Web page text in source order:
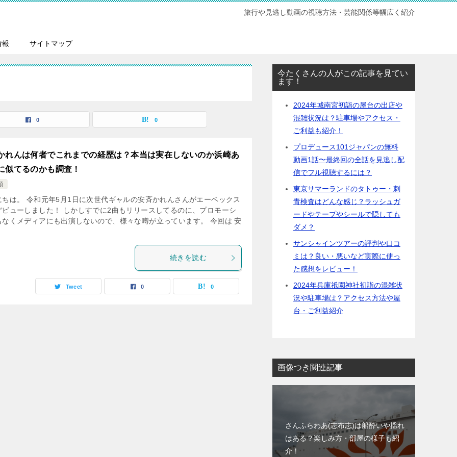
旅行や見逃し動画の視聴方法・芸能関係等幅広く紹介
報 サイトマップ
0 0
れんは何者でこれまでの経歴は？本当は実在しないのか浜崎あ
似てるのかも調査！
ちは。 令和元年5月1日に次世代ギャルの安斉かれんさんがエーベックス
ビューしました！ しかしすでに2曲もリリースしてるのに、プロモーシ
なくメディアにも出演しないので、様々な噂が立っています。 今回は 安
続きを読む
Tweet 0 0
今たくさんの人がこの記事を見てい
ます！
2024年城南宮初詣の屋台の出店や
混雑状況は？駐車場やアクセス・
ご利益も紹介！
プロデュース101ジャパンの無料
動画1話〜最終回の全話を見逃し配
信でフル視聴するには？
東京サマーランドのタトゥー・刺
青検査はどんな感じ？ラッシュガ
ードやテープやシールで隠しても
ダメ？
サンシャインツアーの評判や口コ
ミは？良い・悪いなど実際に使っ
た感想をレビュー！
2024年兵庫祇園神社初詣の混雑状
況や駐車場は？アクセス方法や屋
台・ご利益紹介
画像つき関連記事
さんふらわあ(志布志)は船酔いや揺れ
はある？楽しみ方・部屋の様子も紹
介！